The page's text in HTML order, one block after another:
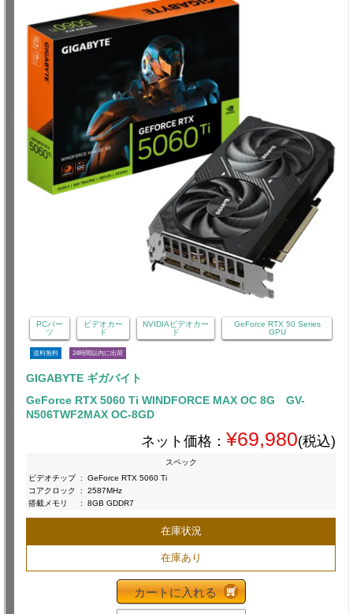
PCパー
ツ
ビデオカー
ド
NVIDIAビデオカー
ド
GeForce RTX 50 Series
GPU
送料無料 24時間以内に出荷
GIGABYTE ギガバイト
GeForce RTX 5060 Ti WINDFORCE MAX OC 8G GV-
N506TWF2MAX OC-8GD
ネット価格： ¥69,980(税込)
スペック
ビデオチップ :
GeForce RTX 5060 Ti
コアクロック
:
2587MHz
搭載メモリ
: 8GB GDDR7
在庫状況
在庫あり
カートに入れる